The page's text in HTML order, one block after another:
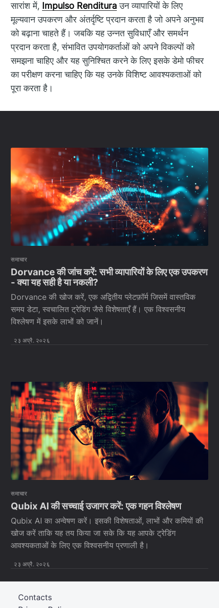
सारांश में, Impulso Rendituraउन व्यापारियों के लिए
मूल्यवान उपकरण और अंतर्दृष्टि प्रदान करता है जो अपने अनुभव
को बढ़ाना चाहते हैं। जबकि यह उन्नत सुविधाएँ और समर्थन
प्रदान करता है, संभावित उपयोगकर्ताओं को अपने विकल्पों को
समझना चाहिए और यह सुनिश्चित करने के लिए इसके डेमो फीचर
का परीक्षण करना चाहिए कि यह उनके विशिष्ट आवश्यकताओं को
पूरा करता है।
समाचार
Dorvance की जांच करें: सभी व्यापारियों के लिए एक उपकरण
- क्या यह सही है या नकली?
Dorvance की खोज करें, एक अद्वितीय प्लेटफ़ॉर्म जिसमें वास्तविक
समय डेटा, स्वचालित ट्रेडिंग जैसे विशेषताएँ हैं। एक विश्वसनीय
विश्लेषण में इसके लाभों को जानें।
२३ अप्रै. २०२६
समाचार
Qubix AI की सच्चाई उजागर करें: एक गहन विश्लेषण
Qubix AI का अन्वेषण करें। इसकी विशेषताओं, लाभों और कमियों की
खोज करें ताकि यह तय किया जा सके कि यह आपके ट्रेडिंग
आवश्यकताओं के लिए एक विश्वसनीय प्रणाली है।
२३ अप्रै. २०२६
Contacts